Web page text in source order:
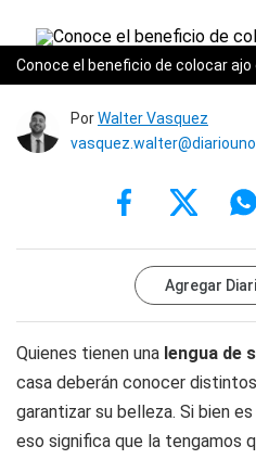
Conoce el beneficio de colocar ajo
PorWalter Vasquez
Agregar
Quienes tienen una lengua de
casa deberán conocer
garantizar su belleza. Si bien es
eso significa que la tengamos